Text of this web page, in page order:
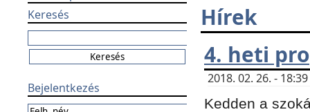
Keresés
Bejelentkezés
Hírek
4. heti
2018. 02. 26. -
Kedden a